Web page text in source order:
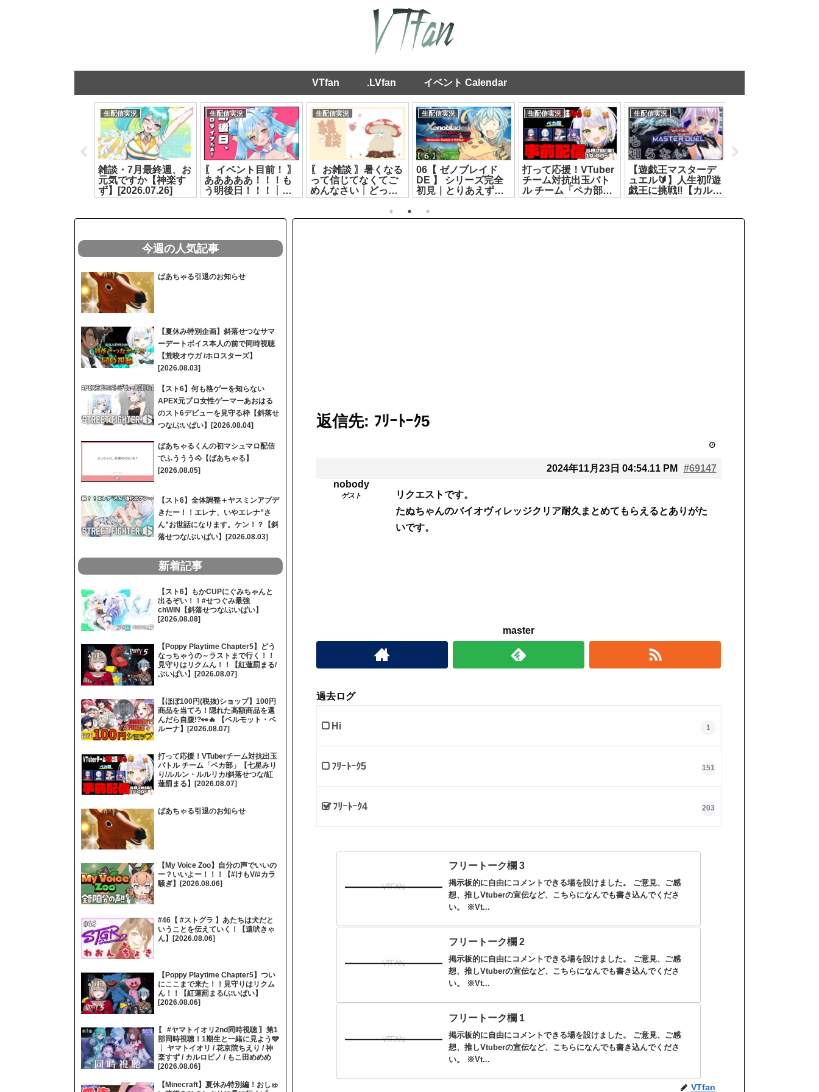
VTfan .LVfan イベント Calendar
ルルリカ/どっと
リカ】[2026.07.27]
生配信実況
雑談・7月最終週、お
元気ですか【神楽す
ず】[2026.07.26]
生配信実況
〖 イベント目前！ 〗
あああああ！！！も
う明後日！！！┊ど
っとライブ #ヤマト
生配信実況
〖 お雑談 〗暑くなる
って信じてなくてご
めんなさい┊どっと
ライブ #ヤマトイオ
生配信実況
06【 ゼノブレイド
DE 】 シリーズ完全
初見｜とりあえず挫
折するまで進むか【
リクム / どっとライブ
】[2026.07.28]
生配信実況
打って応援！VTuber
チーム対抗出玉バト
ル チーム「ペカ部」
【七星みりり/ルル
つな/紅蓮罰まる】
生配信実況
【遊戯王マスターデ
ュエル🔰】人生初⁉️遊
戯王に挑戦‼️【カル
ロ・ピノ】
トイオリ
返信先: ﾌﾘｰﾄｰｸ5
2024年11月23日 04:54.11 PM
#69147
nobody
ゲスト
リクエストです。
たぬちゃんのバイオヴィレッジクリア耐久まとめてもらえるとありがた
いです。
master
過去ログ
Hi 1
ﾌﾘｰﾄｰｸ5 151
ﾌﾘｰﾄｰｸ4 203
フリートーク欄 3
掲示板的に自由にコメントできる場を設けました。 ご意見、ご感
想、推しVtuberの宣伝など、こちらになんでも書き込んでくださ
い。 ※Vt...
フリートーク欄 2
掲示板的に自由にコメントできる場を設けました。 ご意見、ご感
想、推しVtuberの宣伝など、こちらになんでも書き込んでくださ
い。 ※Vt...
フリートーク欄 1
掲示板的に自由にコメントできる場を設けました。 ご意見、ご感
想、推しVtuberの宣伝など、こちらになんでも書き込んでくださ
い。 ※Vt...
VTfan
今週の人気記事
ばあちゃる引退のお知らせ
【夏休み特別企画】斜落せつなサマ
ーデートボイス本人の前で同時視聴
【荒咬オウガ /ホロスターズ】
[2026.08.03]
【スト6】何も格ゲーを知らない
APEX元プロ女性ゲーマーあおはる
のスト6デビューを見守る枠【斜落せ
つな/ぶいぱい】[2026.08.04]
ばあちゃるくんの初マシュマロ配信
でふううう🐴【ばあちゃる】
[2026.08.05]
【スト6】全体調整＋ヤスミンアプデ
きたー！！エレナ、いやエレナ”さ
ん”お世話になります。ケン！？【斜
落せつな/ぶいぱい】[2026.08.03]
新着記事
【スト6】もかCUPにぐみちゃんと
出るぞい！！#せつぐみ最強
chWIN【斜落せつな/ぶいぱい】
[2026.08.08]
【Poppy Playtime Chapter5】どう
なっちゃうの～ラストまで行く！！
見守りはリクムん！！【紅蓮罰まる/
ぶいぱい】[2026.08.07]
【ほぼ100円(税抜)ショップ】100円
商品を当てろ！隠れた高額商品を選
んだら自腹!?👀🔥 【ベルモット・ベ
ルーナ】[2026.08.07]
打って応援！VTuberチーム対抗出玉
バトル チーム「ペカ部」【七星みり
り/ルルン・ルルリカ/斜落せつな/紅
蓮罰まる】[2026.08.07]
ばあちゃる引退のお知らせ
【My Voice Zoo】自分の声でいいの
ー？いいよー！！！【#けもV/#カラ
騒ぎ】[2026.08.06]
#46【 #ストグラ 】あたちは犬だと
いうことを伝えていく！【遠吠きゃ
ん】[2026.08.06]
【Poppy Playtime Chapter5】つい
にここまで来た！！見守りはリクム
ん！！【紅蓮罰まる/ぶいぱい】
[2026.08.06]
〖 #ヤマトイオリ2nd同時視聴 〗第1
部同時視聴！1期生と一緒に見よう🩵
┊ ヤマトイオリ / 花京院ちえり / 神
楽すず / カルロピノ / もこ田めめめ
[2026.08.06]
【Minecraft】夏休み特別編！おしゅ